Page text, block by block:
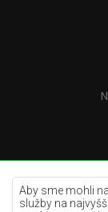
Aby sme mohli
služby na